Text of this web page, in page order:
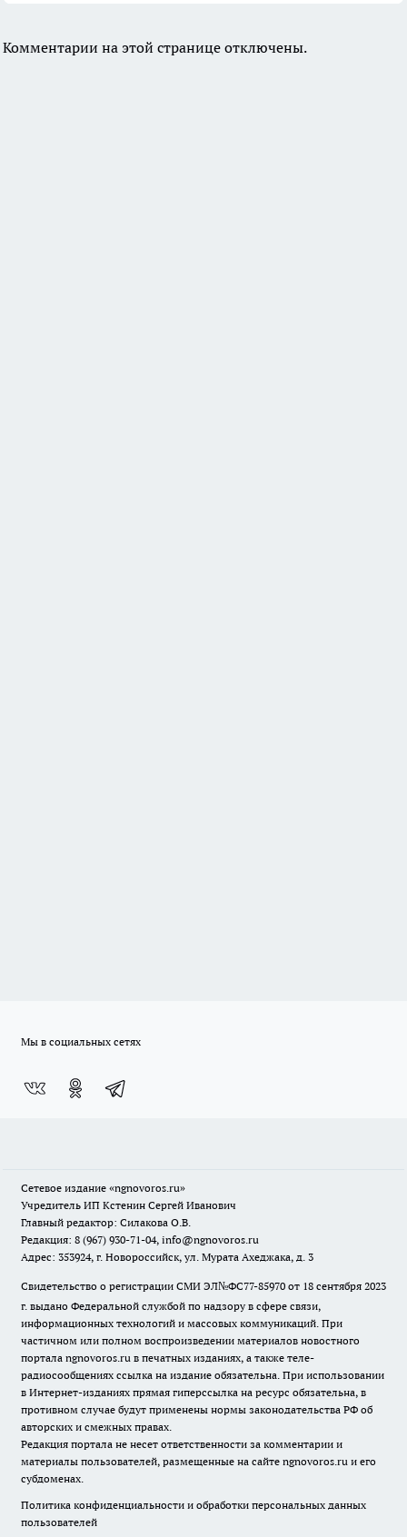
Комментарии на этой странице отключены.
Мы в социальных сетях
Сетевое издание «ngnovoros.ru»
Учредитель ИП Кстенин Сергей Иванович
Главный редактор: Силакова О.В.
Редакция: 8 (967) 930-71-04, info@ngnovoros.ru
Адрес: 353924, г. Новороссийск, ул. Мурата Ахеджака, д. 3
Свидетельство о регистрации СМИ ЭЛ№ФС77-85970 от 18 сентября 2023
г. выдано Федеральной службой по надзору в сфере связи,
информационных технологий и массовых коммуникаций. При
частичном или полном воспроизведении материалов новостного
портала ngnovoros.ru в печатных изданиях, а также теле-
радиосообщениях ссылка на издание обязательна. При использовании
в Интернет-изданиях прямая гиперссылка на ресурс обязательна, в
противном случае будут применены нормы законодательства РФ об
авторских и смежных правах.
Редакция портала не несет ответственности за комментарии и
материалы пользователей, размещенные на сайте ngnovoros.ru и его
субдоменах.
Политика конфиденциальности и обработки персональных данных
пользователей